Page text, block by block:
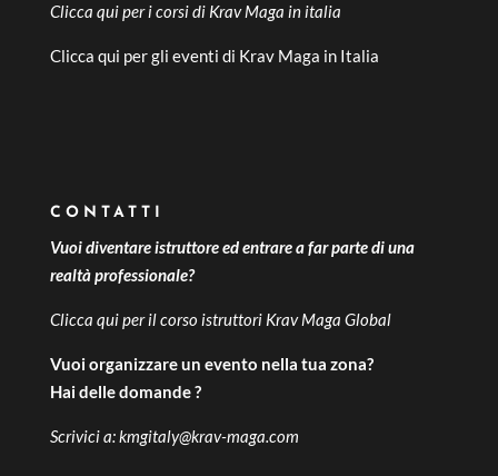
Clicca qui per icorsi di Krav Maga in italia
Clicca qui per gli eventi di Krav Maga in Italia
CONTATTI
Vuoi diventare istruttore ed entrare a far parte di una
realtà professionale?
Clicca qui per ilcorso istruttori Krav Maga Global
Vuoi organizzare un evento nella tua zona?
Hai delle domande ?
Scrivici a:kmgitaly@krav-maga.com